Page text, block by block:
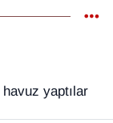
yaptılar